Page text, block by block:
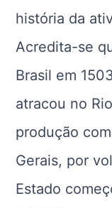
história da
Acredita-se
Brasil em
atracou no
produção
Gerais, por
Estado